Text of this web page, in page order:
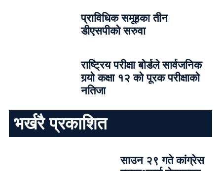
प्राविधिक समूहका तीन
डीएसपीको सरुवा
राष्ट्रिय परीक्षा बोर्डले सार्वजनिक
गर्‍यो कक्षा १२ को पूरक परीक्षाको
नतिजा
भर्खरै प्रकाशित
साउन २९ गते कांग्रेस